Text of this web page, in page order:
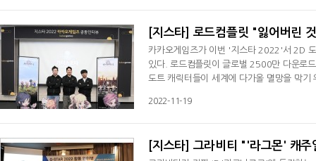
[지스타] 로드컴플릿 "잃어버린
카카오게임즈가 이번 '지스타 2022'서 2D
있다. 로드컴플릿이 글로벌 2500만 다운로
도트 캐릭터들이 세계에 다가올 멸망을 막
유도하며 자동전투 위주의 모바일게임과는
2022-11-19
[지스타] 그라비티 "'라그몬' 캐